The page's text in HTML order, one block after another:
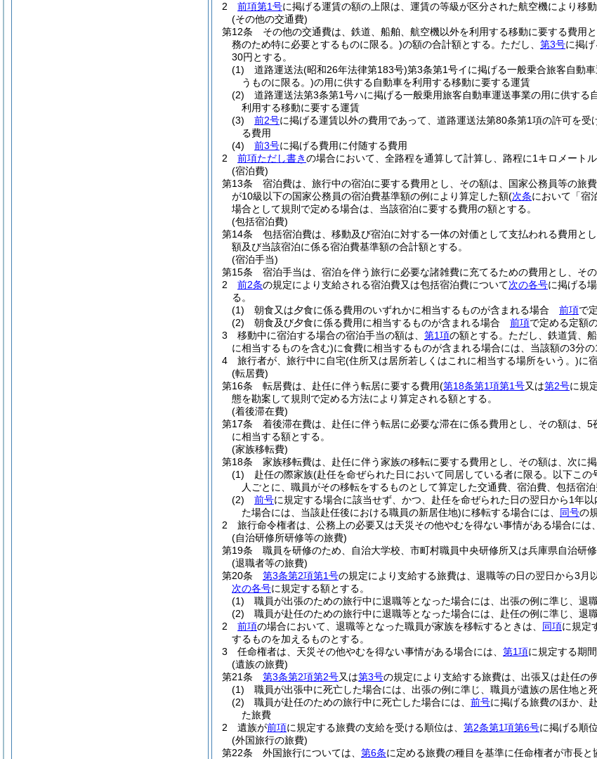
2
前項第1号に掲げる運賃の額の上限は、運賃の等級が区分された航空機により移
(その他の交通費)
第12条
その他の交通費は、鉄道、船舶、航空機以外を利用する移動に要する費用
務のため特に必要とするものに限る。)の額の合計額とする。 ただし、 第3号に掲
30円とする。
(1)
道路運送法(昭和26年法律第183号)第3条第1号イに掲げる一般乗合旅客自動
うものに限る。)の用に供する自動車を利用する移動に要する運賃
(2)
道路運送法第3条第1号ハに掲げる一般乗用旅客自動車運送事業の用に供する
利用する移動に要する運賃
(3)
前2号に掲げる運賃以外の費用であって、道路運送法第80条第1項の許可を
る費用
(4)
前3号に掲げる費用に付随する費用
2
前項ただし書きの場合において、全路程を通算して計算し、路程に1キロメート
(宿泊費)
第13条
宿泊費は、旅行中の宿泊に要する費用とし、その額は、国家公務員等の旅
が10級以下の国家公務員の宿泊費基準額の例により算定した額(次条において「宿
場合として規則で定める場合は、当該宿泊に要する費用の額とする。
(包括宿泊費)
第14条
包括宿泊費は、移動及び宿泊に対する一体の対価として支払われる費用と
額及び当該宿泊に係る宿泊費基準額の合計額とする。
(宿泊手当)
第15条
宿泊手当は、宿泊を伴う旅行に必要な諸雑費に充てるための費用とし、そ
2
前2条の規定により支給される宿泊費又は包括宿泊費について次の各号に掲げる
る。
(1)
朝食又は夕食に係る費用のいずれかに相当するものが含まれる場合 前項で
(2)
朝食及び夕食に係る費用に相当するものが含まれる場合 前項で定める定額
3
移動中に宿泊する場合の宿泊手当の額は、 第1項の額とする。 ただし、鉄道賃、
に相当するものを含む)に食費に相当するものが含まれる場合には、当該額の3分の
4
旅行者が、旅行中に自宅(住所又は居所若しくはこれに相当する場所をいう。)に
(転居費)
第16条
転居費は、赴任に伴う転居に要する費用(第18条第1項第1号又は第2号に規
態を勘案して規則で定める方法により算定される額とする。
(着後滞在費)
第17条
着後滞在費は、赴任に伴う転居に必要な滞在に係る費用とし、その額は、
に相当する額とする。
(家族移転費)
第18条
家族移転費は、赴任に伴う家族の移転に要する費用とし、その額は、次に掲
(1)
赴任の際家族(赴任を命ぜられた日において同居している者に限る。以下この
人ごとに、職員がその移転をするものとして算定した交通費、宿泊費、包括宿
(2)
前号に規定する場合に該当せず、かつ、赴任を命ぜられた日の翌日から1年
た場合には、当該赴任後における職員の新居住地)に移転する場合には、 同号の
2
旅行命令権者は、公務上の必要又は天災その他やむを得ない事情がある場合には、
(自治研修所研修等の旅費)
第19条
職員を研修のため、自治大学校、市町村職員中央研修所又は兵庫県自治研
(退職者等の旅費)
第20条
第3条第2項第1号の規定により支給する旅費は、退職等の日の翌日から3
次の各号に規定する額とする。
(1)
職員が出張のための旅行中に退職等となった場合には、出張の例に準じ、
(2)
職員が赴任のための旅行中に退職等となった場合には、赴任の例に準じ、
2
前項の場合において、退職等となった職員が家族を移転するときは、 同項に規定
するものを加えるものとする。
3
任命権者は、天災その他やむを得ない事情がある場合には、 第1項に規定する期
(遺族の旅費)
第21条
第3条第2項第2号又は第3号の規定により支給する旅費は、出張又は赴任の
(1)
職員が出張中に死亡した場合には、出張の例に準じ、職員が遺族の居住地と
(2)
職員が赴任のための旅行中に死亡した場合には、 前号に掲げる旅費のほか、
た旅費
2
遺族が前項に規定する旅費の支給を受ける順位は、 第2条第1項第6号に掲げる順
(外国旅行の旅費)
第22条
外国旅行については、 第6条に定める旅費の種目を基準に任命権者が市長と